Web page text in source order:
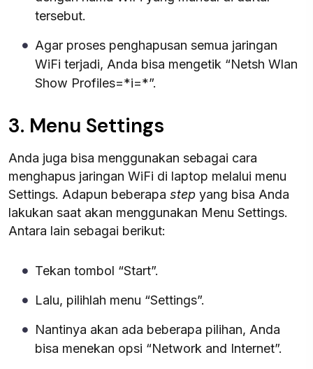
tersebut.
Agar proses penghapusan semua jaringan
WiFi terjadi, Anda bisa mengetik “Netsh Wlan
Show Profiles=*i=*”.
3. Menu Settings
Anda juga bisa menggunakan sebagai cara
menghapus jaringan WiFi di laptop melalui menu
Settings. Adapun beberapa step yang bisa Anda
lakukan saat akan menggunakan Menu Settings.
Antara lain sebagai berikut:
Tekan tombol “Start”.
Lalu, pilihlah menu “Settings”.
Nantinya akan ada beberapa pilihan, Anda
bisa menekan opsi “Network and Internet”.